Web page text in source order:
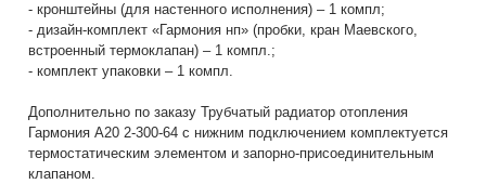
- кронштейны (для настенного исполнения) – 1 компл;
- дизайн-комплект «Гармония нп» (пробки, кран Маевского,
встроенный термоклапан) – 1 компл.;
- комплект упаковки – 1 компл.
Дополнительно по заказу Трубчатый радиатор отопления
Гармония А20 2-300-64 с нижним подключением комплектуется
термостатическим элементом и запорно-присоединительным
клапаном.